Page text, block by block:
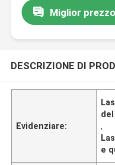
Miglior prezzo
DESCRIZIONE DI
Evidenziare:
,
e